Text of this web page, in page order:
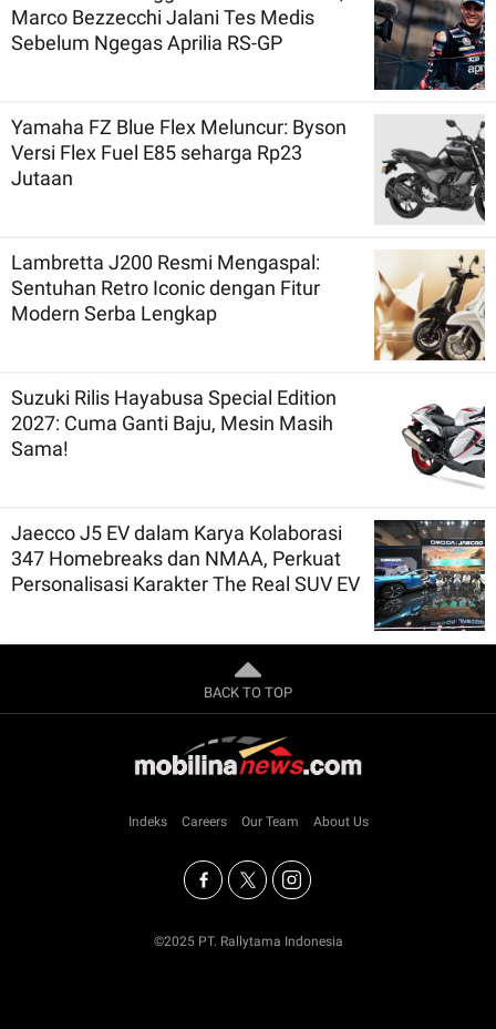
Marco Bezzecchi Jalani Tes Medis
Sebelum Ngegas Aprilia RS-GP
Yamaha FZ Blue Flex Meluncur: Byson
Versi Flex Fuel E85 seharga Rp23
Jutaan
Lambretta J200 Resmi Mengaspal:
Sentuhan Retro Iconic dengan Fitur
Modern Serba Lengkap
Suzuki Rilis Hayabusa Special Edition
2027: Cuma Ganti Baju, Mesin Masih
Sama!
Jaecco J5 EV dalam Karya Kolaborasi
347 Homebreaks dan NMAA, Perkuat
Personalisasi Karakter The Real SUV EV
BACK TO TOP
Indeks Careers Our Team About Us
©2025 PT. Rallytama Indonesia